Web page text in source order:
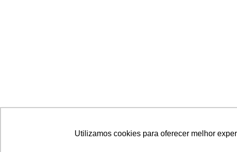
Utilizamos cookies para oferecer melhor
Seguradora selecionada no Sandbox